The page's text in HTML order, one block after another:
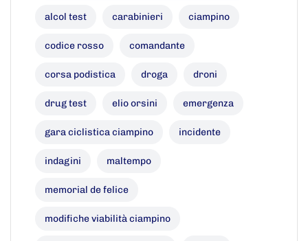
alcol test carabinieri ciampino
codice rosso comandante
corsa podistica droga droni
drug test elio orsini emergenza
gara ciclistica ciampino incidente
indagini maltempo
memorial de felice
modifiche viabilità ciampino